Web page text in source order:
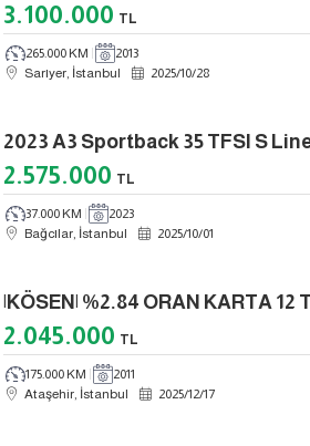
3.100.000 TL
265.000 KM
2013
Sarıyer, İstanbul
2025/10/28
2.575.000 TL
37.000 KM
2023
Bağcılar, İstanbul
2025/10/01
2.045.000 TL
175.000 KM
2011
Ataşehir, İstanbul
2025/12/17